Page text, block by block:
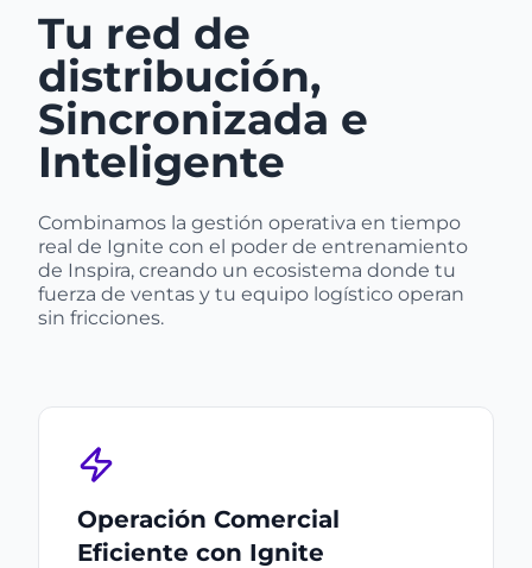
Tu red de
distribución,
Sincronizada e
Inteligente
Combinamos la gestión operativa en tiempo
real de Ignite con el poder de entrenamiento
de Inspira, creando un ecosistema donde tu
fuerza de ventas y tu equipo logístico operan
sin fricciones.
Operación Comercial
Eficiente con Ignite